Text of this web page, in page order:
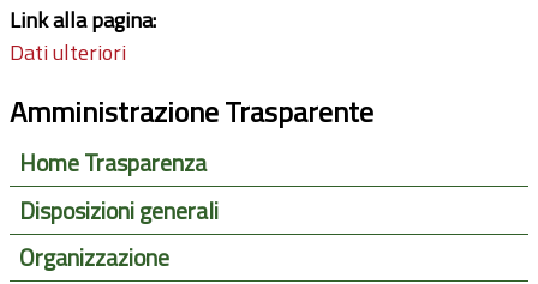
Link alla pagina:
Dati ulteriori
Amministrazione Trasparente
Home Trasparenza
Disposizioni generali
Organizzazione